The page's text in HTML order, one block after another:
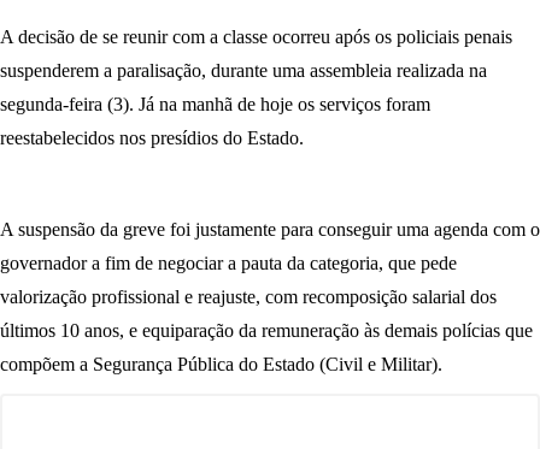
A decisão de se reunir com a classe ocorreu após os policiais penais
suspenderem a paralisação, durante uma assembleia realizada na
segunda-feira (3). Já na manhã de hoje os serviços foram
reestabelecidos nos presídios do Estado.
A suspensão da greve foi justamente para conseguir uma agenda com o
governador a fim de negociar a pauta da categoria, que pede
valorização profissional e reajuste, com recomposição salarial dos
últimos 10 anos, e equiparação da remuneração às demais polícias que
compõem a Segurança Pública do Estado (Civil e Militar).